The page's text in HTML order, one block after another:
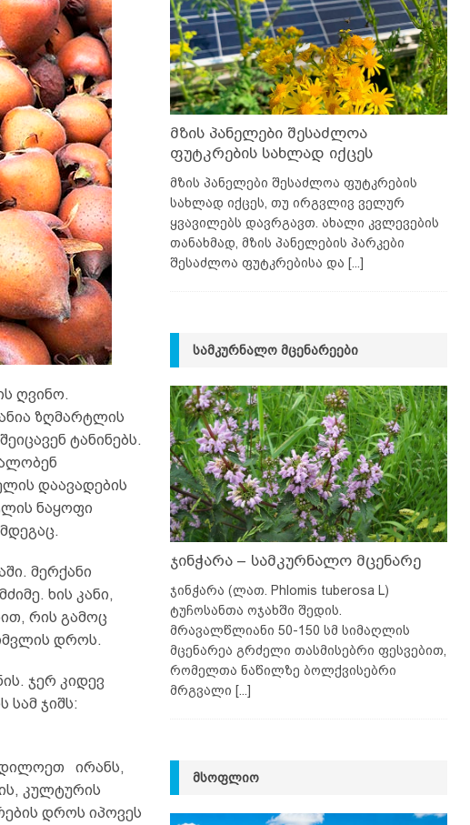
ღვინო.
ზღმარტლის
ტანინებს.
დაავადების
ნაყოფი
მერქანი
ხის კანი,
რის გამოც
დროს.
ჯერ კიდევ
ჯიშს:
ირანს,
კულტურის
დროს იპოვეს
მზის პანელები შესაძლოა
ფუტკრების სახლად იქცეს
მზის პანელები შესაძლოა ფუტკრების
სახლად იქცეს, თუ ირგვლივ ველურ
ყვავილებს დავრგავთ. ახალი კვლევების
თანახმად, მზის პანელების პარკები
შესაძლოა ფუტკრებისა და [...]
ᲡᲐᲛᲙᲣᲠᲜᲐᲚᲝ ᲛᲪᲔᲜᲐᲠᲔᲔᲑᲘ
ჯინჭარა – სამკურნალო მცენარე
ჯინჭარა (ლათ. Phlomis tuberosa L)
ტუჩოსანთა ოჯახში შედის.
მრავალწლიანი 50-150 სმ სიმაღლის
მცენარეა გრძელი თასმისებრი ფესვებით,
რომელთა ნაწილზე ბოლქვისებრი
მრგვალი [...]
ᲛᲡᲝᲤᲚᲘᲝ